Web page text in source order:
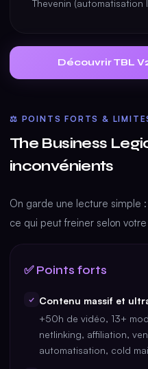
Thevenin (automatisation
Découvrir TBL
⚖️ POINTS FORTS &
The Business
inconvénients
On garde une lecture simple
ce qui peut freiner selon
✅ Points forts
✓ Contenu massif et
+50h de vidéo, 13+
netlinking, affiliation,
automatisation, cold